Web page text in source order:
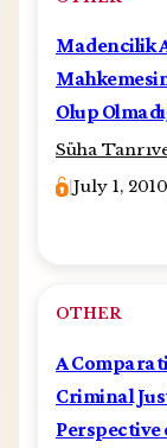
Madencilik
Olup
Süha
|July 1, 2010
OTHER
A
Criminal
Perspective